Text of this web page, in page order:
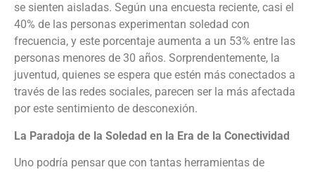
se sienten aisladas. Según una encuesta reciente, casi el
40% de las personas experimentan soledad con
frecuencia, y este porcentaje aumenta a un 53% entre las
personas menores de 30 años​​. Sorprendentemente, la
juventud, quienes se espera que estén más conectados a
través de las redes sociales, parecen ser la más afectada
por este sentimiento de desconexión.
La Paradoja de la Soledad en la Era de la Conectividad
Uno podría pensar que con tantas herramientas de